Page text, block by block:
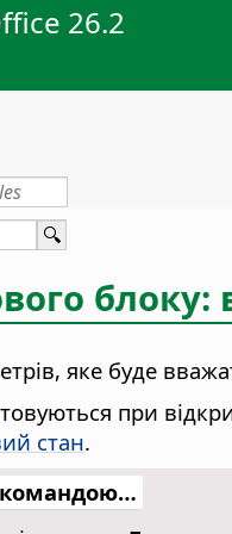
26.2
блоку:
яке буде
при
стан.
командою…